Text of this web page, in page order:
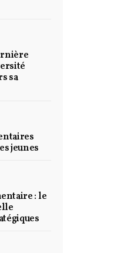
sa
jeunes
: le